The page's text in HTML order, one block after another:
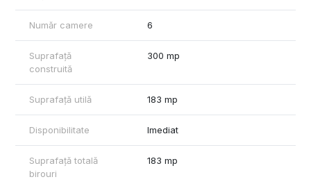
Rareș Feraru - specialist spatii comerciale
Telefon: 0790070077
Spatii-comerciale-brasov.ro
Birouribrasov.ro
Va doresc o zi frumoasa!
Număr camere 6
Suprafață
construită
300 mp
Suprafață utilă 183 mp
Disponibilitate Imediat
Suprafață totală
birouri
183 mp